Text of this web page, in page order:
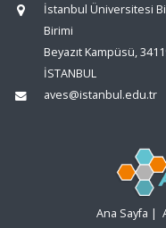
İstanbul Üniversitesi
Birimi
Beyazıt Kampüsü,
İSTANBUL
aves@istanbul.edu.tr
Ana Sayfa |